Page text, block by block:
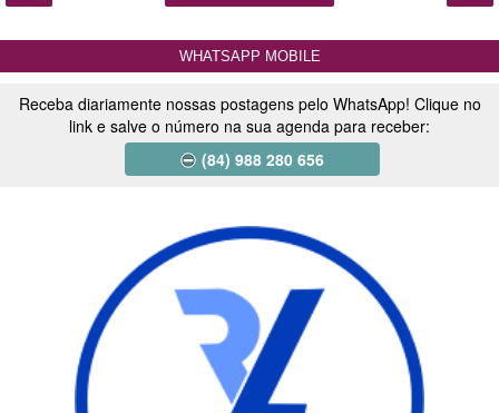
WHATSAPP MOBILE
Receba diariamente nossas postagens pelo WhatsApp! Clique no
link e salve o número na sua agenda para receber:
(84) 988 280 656